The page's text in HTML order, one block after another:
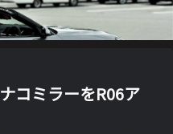
コミラーをR06ア